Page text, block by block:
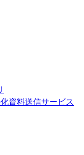
資料送信サービス